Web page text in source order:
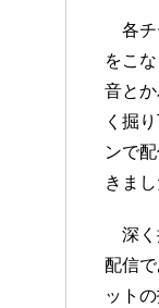
各
をこ
音と
く掘
ンで
きま
深
配信
ット